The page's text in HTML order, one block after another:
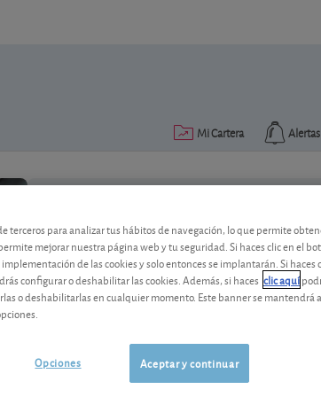
Alertas
Mi Cartera
H&M, resultado con
El grupo sueco, que opera en el
30/11/2024) con una ligera caída de
terceros para analizar tus hábitos de navegación, lo que permite
mejorar nuestra página web y tu seguridad. Si haces clic en el
de las cookies y solo entonces se implantarán. Si haces
configurar o deshabilitar las cookies. Además, si haces clic aquí
o deshabilitarlas en cualquier momento. Este banner se mantendrá
Aceptar y continuar
Opciones